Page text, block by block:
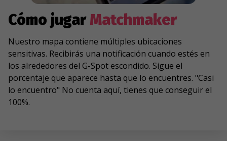
Cómo jugarMatchmaker
Nuestro mapa contiene múltiples ubicaciones
sensitivas. Recibirás una notificación cuando estés en
los alrededores del G-Spot escondido. Sigue el
porcentaje que aparece hasta que lo encuentres. "Casi
lo encuentro" No cuenta aquí, tienes que conseguir el
100%.